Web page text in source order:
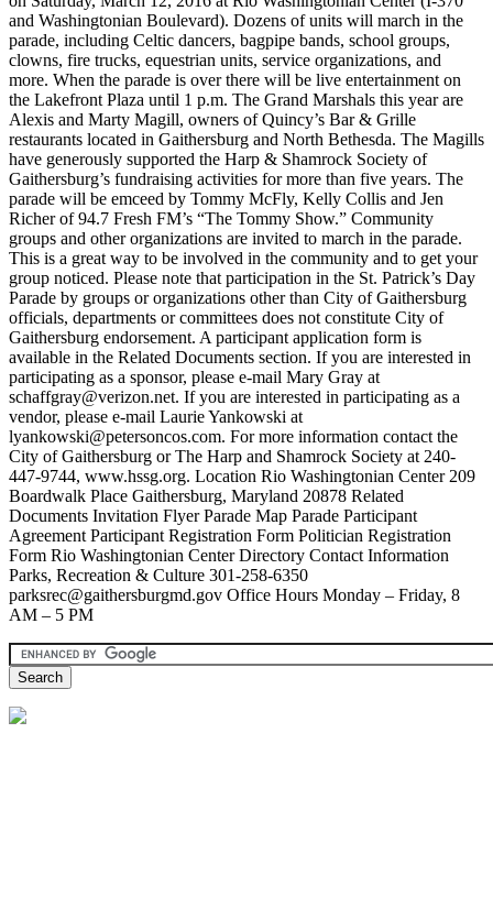
and Washingtonian Boulevard). Dozens of units will march in the
parade, including Celtic dancers, bagpipe bands, school groups,
clowns, fire trucks, equestrian units, service organizations, and
more. When the parade is over there will be live entertainment on
the Lakefront Plaza until 1 p.m. The Grand Marshals this year are
Alexis and Marty Magill, owners of Quincy’s Bar & Grille
restaurants located in Gaithersburg and North Bethesda. The Magills
have generously supported the Harp & Shamrock Society of
Gaithersburg’s fundraising activities for more than five years. The
parade will be emceed by Tommy McFly, Kelly Collis and Jen
Richer of 94.7 Fresh FM’s “The Tommy Show.” Community
groups and other organizations are invited to march in the parade.
This is a great way to be involved in the community and to get your
group noticed. Please note that participation in the St. Patrick’s Day
Parade by groups or organizations other than City of Gaithersburg
officials, departments or committees does not constitute City of
Gaithersburg endorsement. A participant application form is
available in the Related Documents section. If you are interested in
participating as a sponsor, please e-mail Mary Gray at
schaffgray@verizon.net. If you are interested in participating as a
vendor, please e-mail Laurie Yankowski at
lyankowski@petersoncos.com. For more information contact the
City of Gaithersburg or The Harp and Shamrock Society at 240-
447-9744, www.hssg.org. Location Rio Washingtonian Center 209
Boardwalk Place Gaithersburg, Maryland 20878 Related
Documents Invitation Flyer Parade Map Parade Participant
Agreement Participant Registration Form Politician Registration
Form Rio Washingtonian Center Directory Contact Information
Parks, Recreation & Culture 301-258-6350
parksrec@gaithersburgmd.gov Office Hours Monday – Friday, 8
AM – 5 PM